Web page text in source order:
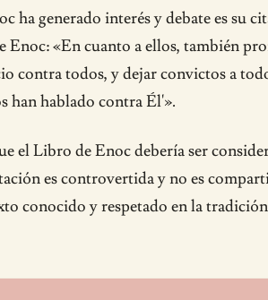
generado interés y debate es su
«En cuanto a ellos, también
contra todos, y dejar convictos a
han hablado contra Él'».
el Libro de Enoc debería ser
es controvertida y no es
conocido y respetado en la